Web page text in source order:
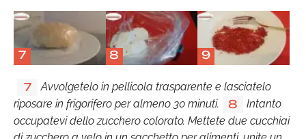
7 8 9
7
Avvolgetelo in pellicola trasparente e lasciatelo
riposare in frigorifero per almeno 30 minuti.
8
Intanto
occupatevi dello zucchero colorato. Mettete due cucchiai